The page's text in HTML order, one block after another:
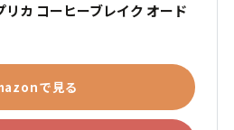
カ コーヒーブレイク オード
で見る